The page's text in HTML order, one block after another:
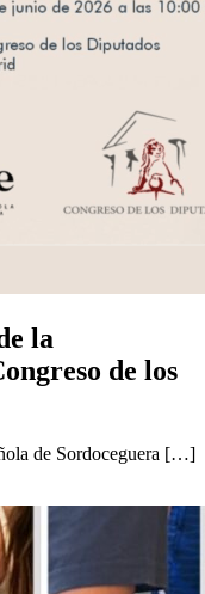
la
de los
de Sordoceguera […]